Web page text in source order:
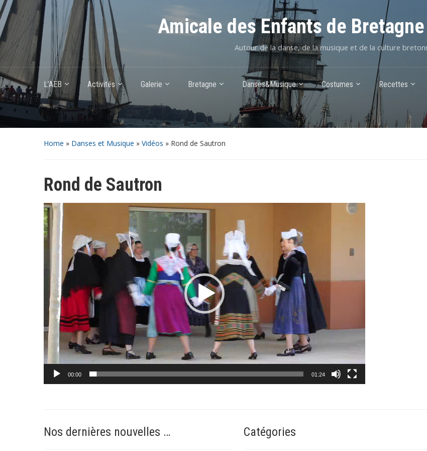
Amicale des Enfants de
Autour de la danse, de la musique et de la culture
L’AEB Activités Galerie Bretagne Danses&Musique Costumes Recettes
Home » Danses et Musique » Vidéos » Rond de Sautron
Rond de Sautron
Lecteur
vidéo
00:00 01:24
Nos dernières nouvelles … Catégories